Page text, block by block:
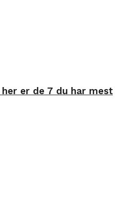
er de 7 du har mest